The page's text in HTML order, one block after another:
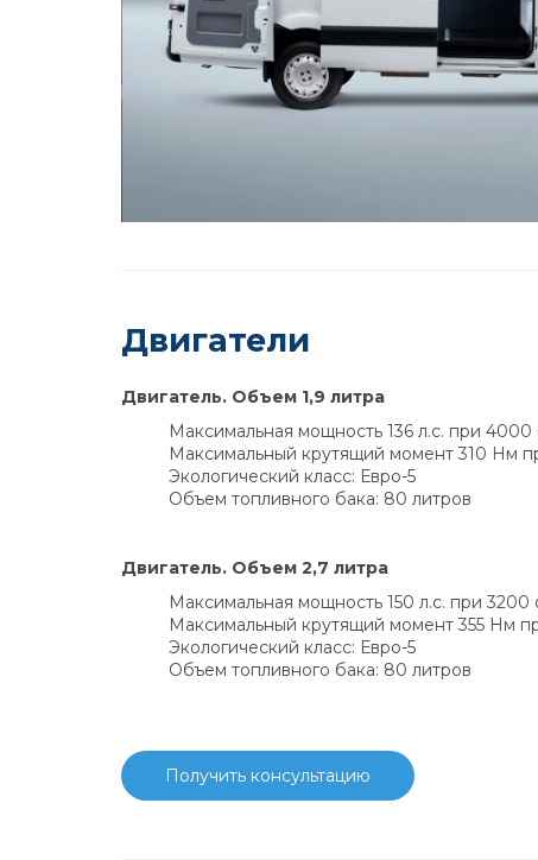
Двигатели
Двигатель. Объем 1,9 литра
Максимальная мощность 136 л.с. при
Максимальный крутящий момент 310 Нм
Экологический класс: Евро-5
Объем топливного бака: 80 литров
Двигатель. Объем 2,7 литра
Максимальная мощность 150 л.с. при
Максимальный крутящий момент 355 Нм
Экологический класс: Евро-5
Объем топливного бака: 80 литров
Получить консультацию